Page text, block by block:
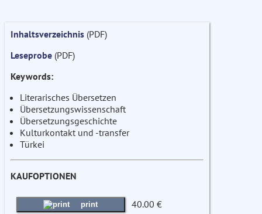
Inhaltsverzeichnis (PDF)
Leseprobe (PDF)
Keywords:
Literarisches Übersetzen
Übersetzungswissenschaft
Übersetzungsgeschichte
Kulturkontakt und -transfer
Türkei
KAUFOPTIONEN
print 40.00 €